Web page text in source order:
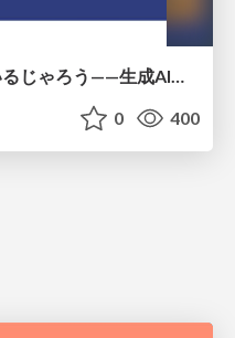
そこに3びきプロダクトがいるじゃろう——生成AI時代における“価値が届かない理由”の構造
0 400